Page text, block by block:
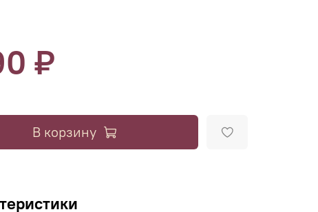
₽
В корзину